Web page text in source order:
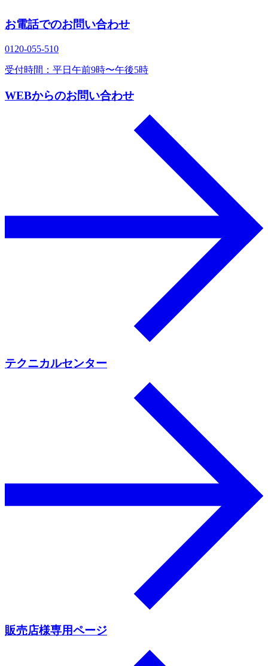
お電話でのお問い合わせ
0120‐055‐510
受付時間：平日午前9時〜午後5時
WEBからのお問い合わせ
テクニカルセンター
販売店様専用ページ